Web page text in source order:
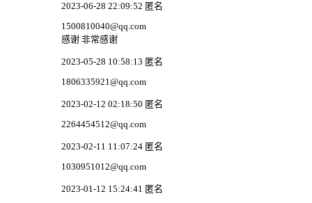
2023-06-28 22:09:52 匿名
1500810040@qq.com
感谢 非常感谢
2023-05-28 10:58:13 匿名
1806335921@qq.com
2023-02-12 02:18:50 匿名
2264454512@qq.com
2023-02-11 11:07:24 匿名
1030951012@qq.com
2023-01-12 15:24:41 匿名